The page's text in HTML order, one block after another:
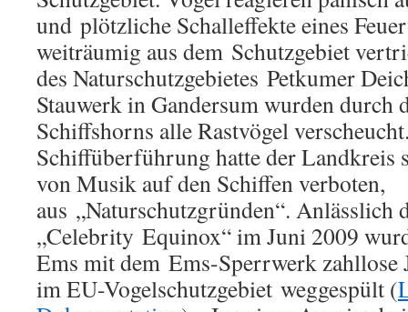
und plötzliche Schalleffekte eines
weiträumig aus dem Schutzgebiet
des Naturschutzgebietes Petkumer
Stauwerk in Gandersum wurden durch
Schiffshorns alle Rastvögel
Schiffüberführung hatte der Landkreis
von Musik auf den Schiffen verboten,
aus „Naturschutzgründen“. Anlässlich
„Celebrity Equinox“ im Juni 2009
Ems mit dem Ems-Sperrwerk zahllose
im EU-Vogelschutzgebiet weggespült (